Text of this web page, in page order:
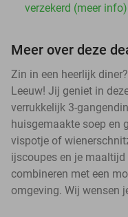
verzekerd (meer info)
Meer over deze
Zin in een heerlijk
Leeuw! Jij geniet in
verrukkelijk 3-
huisgemaakte soep en
vispotje of
ijscoupes en je
combineren met een
omgeving. Wij wensen